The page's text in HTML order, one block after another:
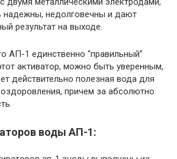
надежны, недолговечны и дают
результат на выходе.
АП-1 единственно “правильный”
активатор, можно быть уверенным,
действительно полезная вода для
причем за абсолютно
воды АП-1: